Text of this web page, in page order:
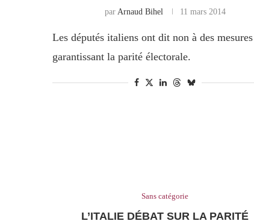
par Arnaud Bihel 11 mars 2014
Les députés italiens ont dit non à des mesures
garantissant la parité électorale.
Sans catégorie
L’ITALIE DÉBAT SUR LA PARITÉ